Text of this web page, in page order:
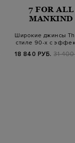
7 FOR ALL
MANKIND
Широкие джинсы
стиле 90-х с
18 840 РУБ. 31